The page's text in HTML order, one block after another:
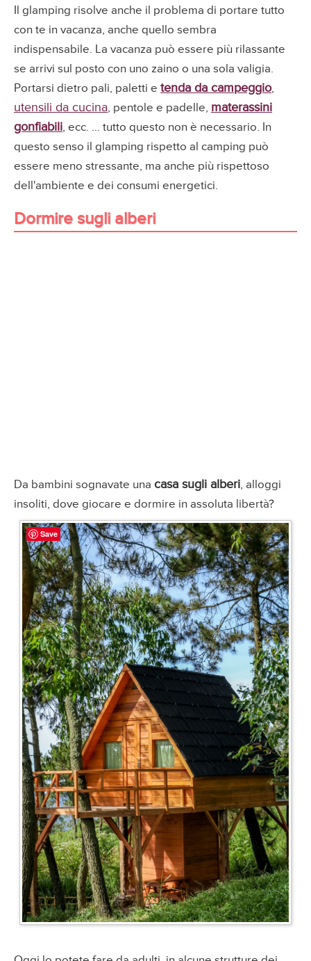
Il glamping risolve anche il problema di portare tutto
con te in vacanza, anche quello sembra
indispensabile. La vacanza può essere più rilassante
se arrivi sul posto con uno zaino o una sola valigia.
Portarsi dietro pali, paletti e tenda da campeggio,
utensili da cucina, pentole e padelle, materassini
gonfiabili, ecc. … tutto questo non è necessario. In
questo senso il glamping rispetto al camping può
essere meno stressante, ma anche più rispettoso
dell'ambiente e dei consumi energetici.
Dormire sugli alberi
Da bambini sognavate una casa sugli alberi, alloggi
insoliti, dove giocare e dormire in assoluta libertà?
Save